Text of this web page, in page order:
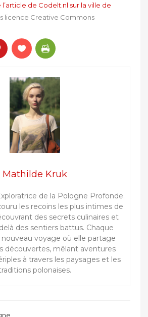
de Codelt.nl sur la ville de
licence Creative Commons
Mathilde Kruk
de la Pologne Profonde.
les recoins les plus intimes de
des secrets culinaires et
des sentiers battus. Chaque
voyage où elle partage
découvertes, mêlant aventures
à travers les paysages et les
polonaises.